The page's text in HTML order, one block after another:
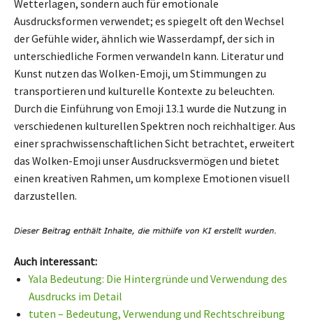
Wetterlagen, sondern auch für emotionale
Ausdrucksformen verwendet; es spiegelt oft den Wechsel
der Gefühle wider, ähnlich wie Wasserdampf, der sich in
unterschiedliche Formen verwandeln kann. Literatur und
Kunst nutzen das Wolken-Emoji, um Stimmungen zu
transportieren und kulturelle Kontexte zu beleuchten.
Durch die Einführung von Emoji 13.1 wurde die Nutzung in
verschiedenen kulturellen Spektren noch reichhaltiger. Aus
einer sprachwissenschaftlichen Sicht betrachtet, erweitert
das Wolken-Emoji unser Ausdrucksvermögen und bietet
einen kreativen Rahmen, um komplexe Emotionen visuell
darzustellen.
Auch interessant:
Yala Bedeutung: Die Hintergründe und Verwendung des
Ausdrucks im Detail
tuten – Bedeutung, Verwendung und Rechtschreibung